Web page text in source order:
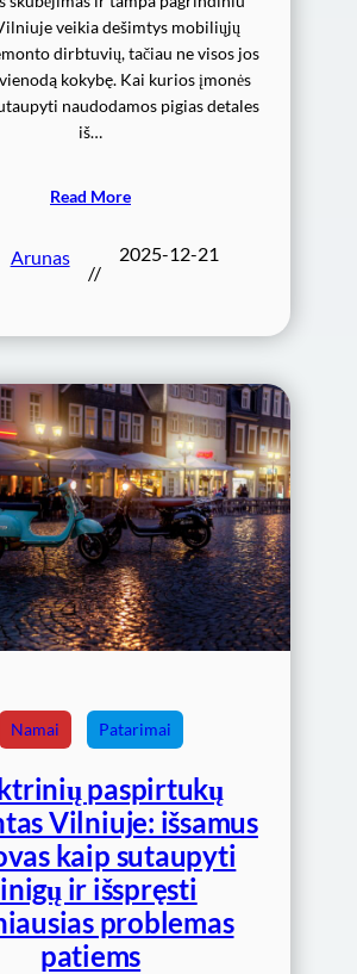
veikia dešimtys mobiliųjų
dirbtuvių, tačiau ne visos jos
kokybę. Kai kurios įmonės
naudodamos pigias detales
iš…
Read More
Arunas
//
2025-12-21
Namai Patarimai
paspirtukų
Vilniuje: išsamus
kaip sutaupyti
ir išspręsti
problemas
patiems